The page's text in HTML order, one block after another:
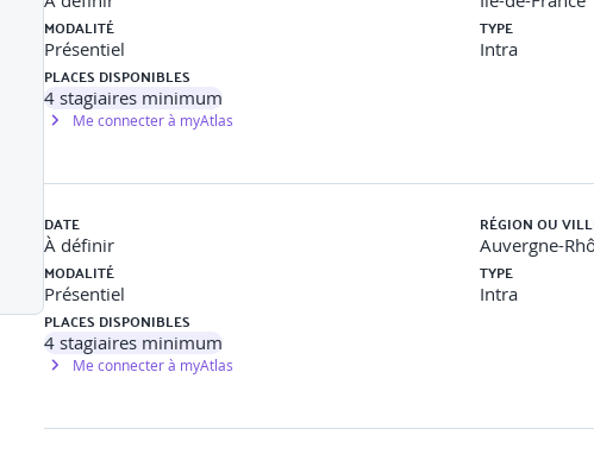
stratégique et digital
SWOT
MODALITÉ
Présentiel
TYPE
Intra
PLACES DISPONIBLES
4stagiaires minimum
Me connecter à myAtlas
DATE
À définir
RÉGION OU
Auvergne-
MODALITÉ
Présentiel
TYPE
Intra
PLACES DISPONIBLES
4stagiaires minimum
Me connecter à myAtlas